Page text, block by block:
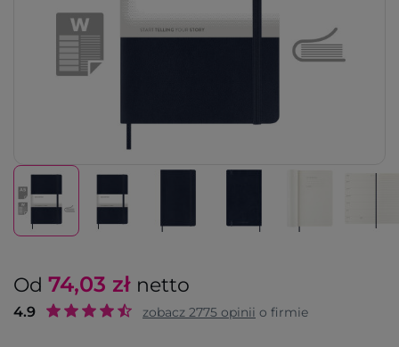
Od 74,03 zł netto
4.9 zobacz 2775 opinii o firmie